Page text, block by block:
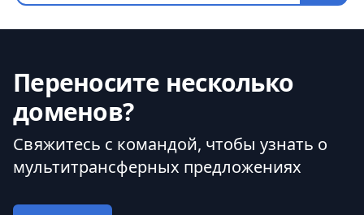
Переносите несколько
доменов?
Свяжитесь с командой, чтобы узнать о
мультитрансферных предложениях